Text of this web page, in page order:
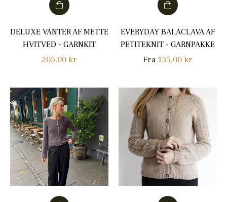
DELUXE VANTER AF METTE
HVITVED - GARNKIT
Normalpris
205,00 kr
EVERYDAY BALACLAVA AF
PETITEKNIT - GARNPAKKE
Fra 135,00 kr